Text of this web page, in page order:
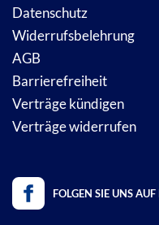
Datenschutz
Widerrufsbelehrung
AGB
Barrierefreiheit
Verträge kündigen
Verträge widerrufen
FOLGEN SIE UNS